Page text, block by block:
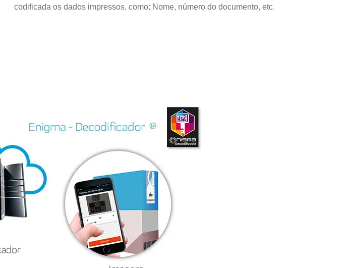
codificada os dados impressos, como: Nome, número do documento, etc.